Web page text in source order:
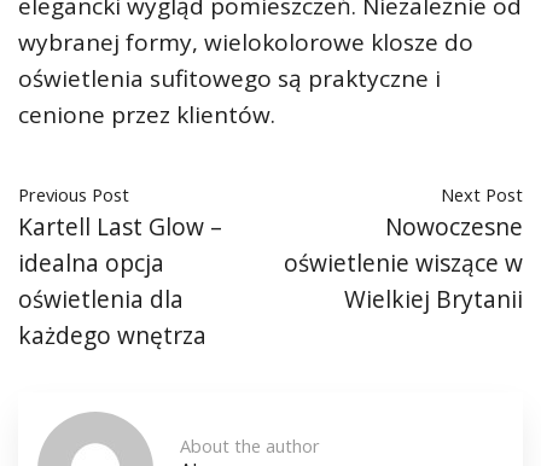
wybranej formy, wielokolorowe klosze do
oświetlenia sufitowego są praktyczne i
cenione przez klientów.
Previous Post
Kartell Last Glow –
idealna opcja
oświetlenia dla
każdego wnętrza
Next Post
Nowoczesne
oświetlenie wiszące w
Wielkiej Brytanii
About the author